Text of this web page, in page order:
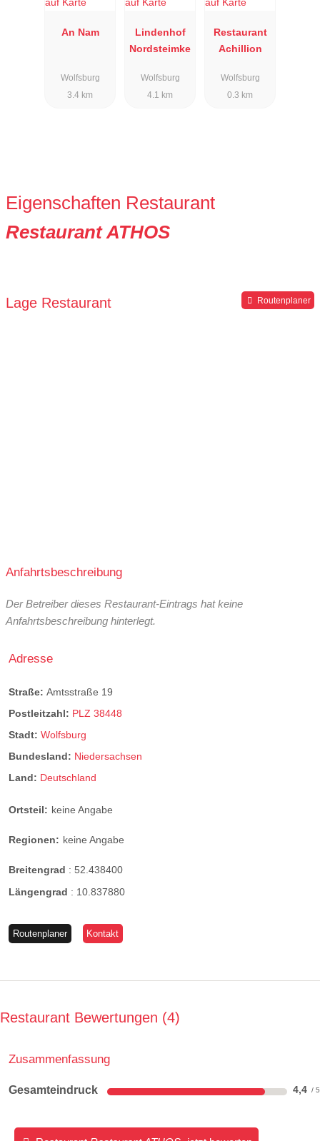
An Nam
Wolfsburg
3.4 km
Lindenhof
Nordsteimke
Wolfsburg
4.1 km
Restaurant
Achillion
Wolfsburg
0.3 km
Eigenschaften Restaurant
Restaurant ATHOS
Lage Restaurant Routenplaner
Anfahrtsbeschreibung
Der Betreiber dieses Restaurant-Eintrags hat keine
Anfahrtsbeschreibung hinterlegt.
Adresse
Straße: Amtsstraße 19
Postleitzahl: PLZ 38448
Stadt: Wolfsburg
Bundesland: Niedersachsen
Land: Deutschland
Ortsteil: keine Angabe
Regionen: keine Angabe
Breitengrad : 52.438400
Längengrad : 10.837880
Routenplaner Kontakt
Restaurant Bewertungen 4
Zusammenfassung
Gesamteindruck 4,4